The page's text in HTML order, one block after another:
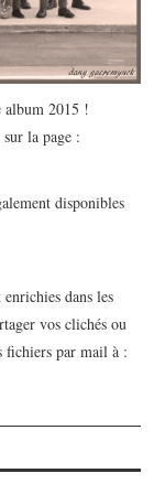
album 2015 !
la page :
disponibles
dans les
vos clichés ou
fichiers par mail à :